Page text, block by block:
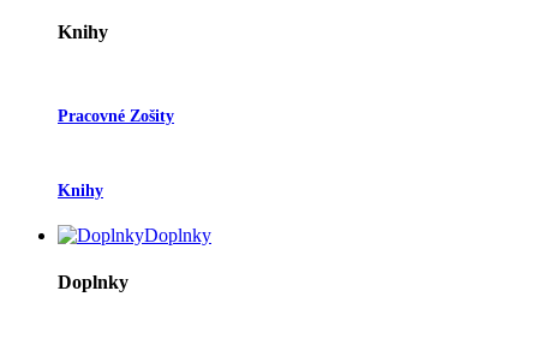
Knihy
Pracovné Zošity
Knihy
Doplnky
Doplnky